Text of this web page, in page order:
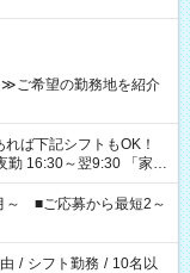
ご希望の勤務地を紹介
～翌9:30 「家族
飯の準備がしたい」
希望を教えてください
で週40時間を超える場
～ ■ご応募から最短2～
/ シフト勤務 / 10名以